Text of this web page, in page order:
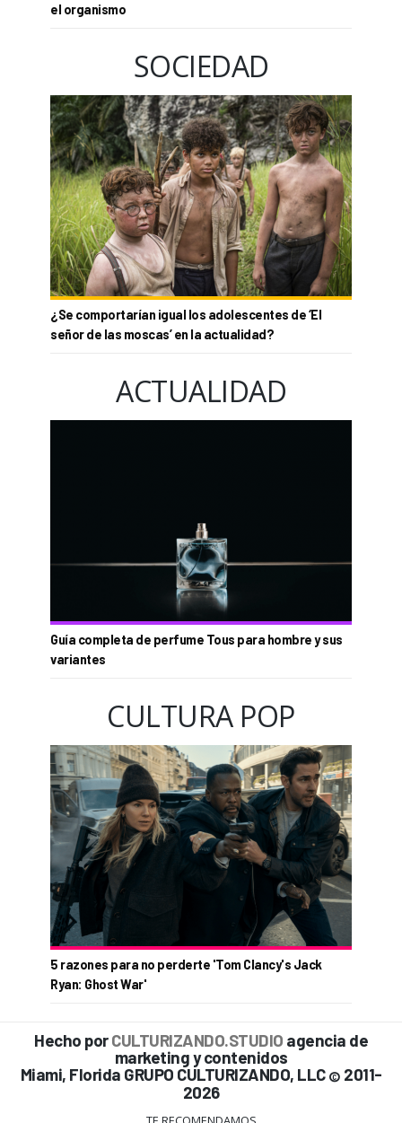
el organismo
SOCIEDAD
¿Se comportarían igual los adolescentes de ‘El
señor de las moscas’ en la actualidad?
ACTUALIDAD
Guía completa de perfume Tous para hombre y sus
variantes
CULTURA POP
5 razones para no perderte 'Tom Clancy's Jack
Ryan: Ghost War'
Hecho porCULTURIZANDO.STUDIO agencia de
marketing y contenidos
Miami, Florida GRUPO CULTURIZANDO, LLC © 2011-
2026